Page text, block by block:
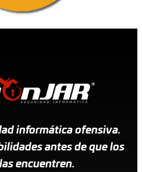
informática ofensiva.
antes de que los
encuentren.